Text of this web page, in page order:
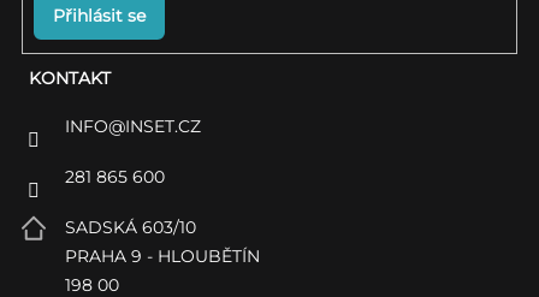
KONTAKT
INFO@INSET.CZ
281 865 600
SADSKÁ 603/10
PRAHA 9 - HLOUBĚTÍN
198 00
Přihlásit se